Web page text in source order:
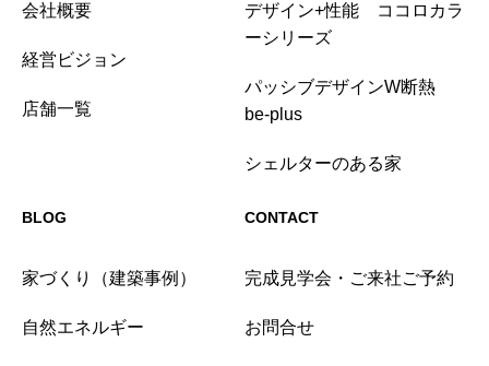
会社概要
経営ビジョン
店舗一覧
デザイン+性能 ココロカラ
ーシリーズ
パッシブデザインW断熱
be-plus
シェルターのある家
BLOG
家づくり（建築事例）
自然エネルギー
CONTACT
完成見学会・ご来社ご予約
お問合せ